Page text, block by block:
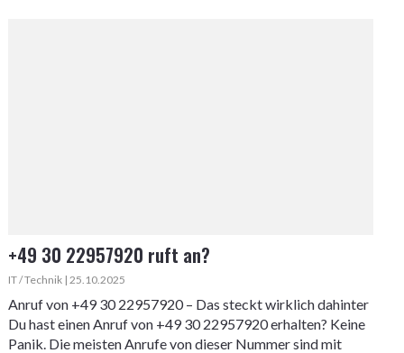
+49 30 22957920 ruft an?
IT / Technik | 25.10.2025
Anruf von +49 30 22957920 – Das steckt wirklich dahinter
Du hast einen Anruf von +49 30 22957920 erhalten? Keine
Panik. Die meisten Anrufe von dieser Nummer sind mit